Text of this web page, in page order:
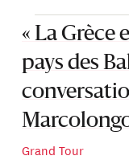
« La Grèce
pays des
Grand Tour